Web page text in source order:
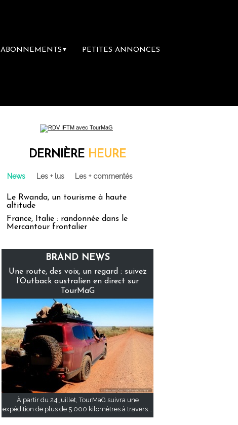
ABONNEMENTS ▼ PETITES ANNONCES
DERNIÈRE HEURE
News Les + lus Les + commentés
Le Rwanda, un tourisme à haute
altitude
France, Italie : randonnée dans le
Mercantour frontalier
BRAND NEWS
Une route, des voix, un regard : suivez
l’Outback australien en direct sur
TourMaG
À partir du 24 juillet, TourMaG suivra une
expédition de plus de 5 000 kilomètres à travers...